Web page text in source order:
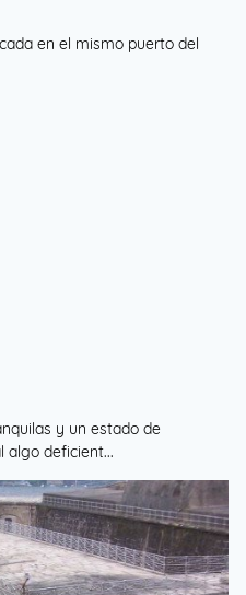
en el mismo puerto del
y un estado de
algo deficient...